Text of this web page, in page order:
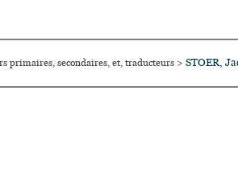
primaires, secondaires, et, traducteurs > STOER,